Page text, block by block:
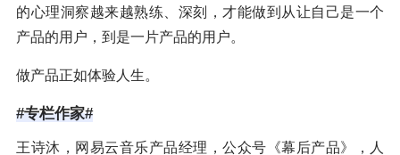
的心理洞察越来越熟练、深刻，才能做到从让自己是一个
产品的用户，到是一片产品的用户。
做产品正如体验人生。
#专栏作家#
王诗沐，网易云音乐产品经理，公众号《幕后产品》，人